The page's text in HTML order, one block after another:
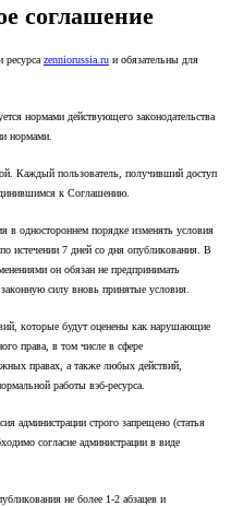
соглашение
ресурса zenniorussia.ru и обязательны для
нормами действующего законодательства
нормами.
Каждый пользователь, получивший доступ
к Соглашению.
в одностороннем порядке изменять условия
истечении 7 дней со дня опубликования. В
он обязан не предпринимать
силу вновь принятые условия.
которые будут оценены как нарушающие
права, в том числе в сфере
правах, а также любых действий,
работы вэб-ресурса.
администрации строго запрещено (статья
согласие администрации в виде
не более 1-2 абзацев и